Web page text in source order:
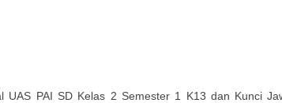
UAS PAI SD Kelas 2 Semester 1 K13 dan Kunci